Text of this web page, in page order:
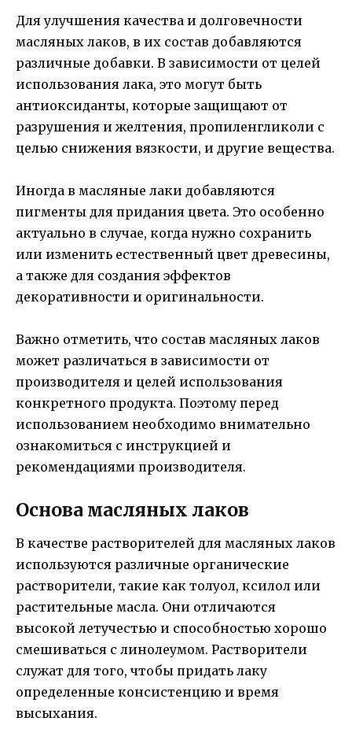
Для улучшения качества и долговечности
масляных лаков, в их состав добавляются
различные добавки. В зависимости от целей
использования лака, это могут быть
антиоксиданты, которые защищают от
разрушения и желтения, пропиленгликоли с
целью снижения вязкости, и другие вещества.
Иногда в масляные лаки добавляются
пигменты для придания цвета. Это особенно
актуально в случае, когда нужно сохранить
или изменить естественный цвет древесины,
а также для создания эффектов
декоративности и оригинальности.
Важно отметить, что состав масляных лаков
может различаться в зависимости от
производителя и целей использования
конкретного продукта. Поэтому перед
использованием необходимо внимательно
ознакомиться с инструкцией и
рекомендациями производителя.
Основа масляных лаков
В качестве растворителей для масляных лаков
используются различные органические
растворители, такие как толуол, ксилол или
растительные масла. Они отличаются
высокой летучестью и способностью хорошо
смешиваться с линолеумом. Растворители
служат для того, чтобы придать лаку
определенные консистенцию и время
высыхания.